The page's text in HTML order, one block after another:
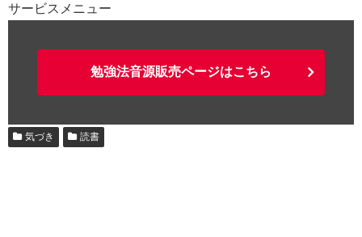
サービスメニュー
勉強法音源販売ページはこちら
気づき 読書